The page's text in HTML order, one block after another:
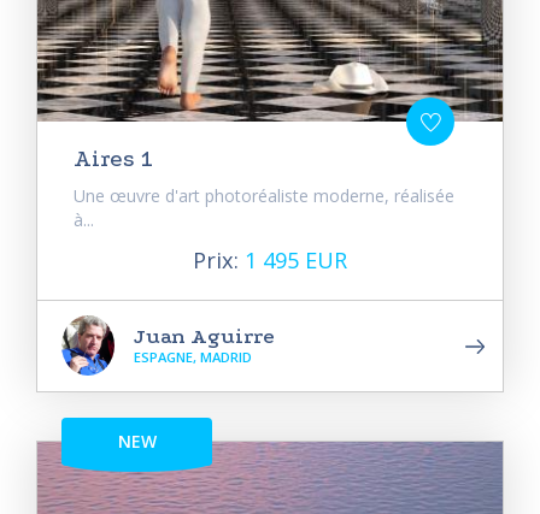
Aires 1
Une œuvre d'art photoréaliste moderne, réalisée
à...
Prix: 1 495 EUR
Juan Aguirre
ESPAGNE, MADRID
NEW